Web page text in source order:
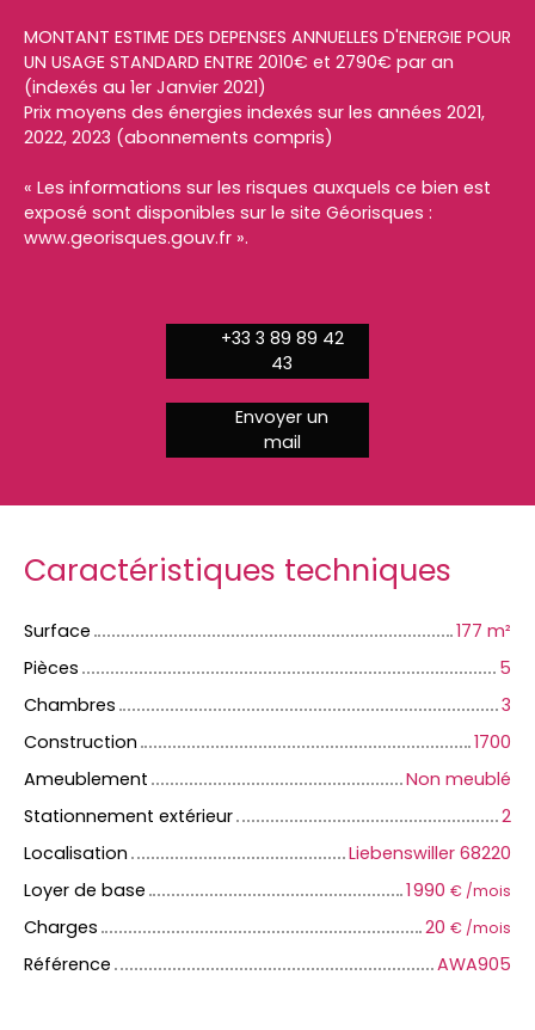
MONTANT ESTIME DES DEPENSES ANNUELLES D'ENERGIE POUR
UN USAGE STANDARD ENTRE 2010€ et 2790€ par an
(indexés au 1er Janvier 2021)
Prix moyens des énergies indexés sur les années 2021,
2022, 2023 (abonnements compris)
« Les informations sur les risques auxquels ce bien est
exposé sont disponibles sur le site Géorisques :
www.georisques.gouv.fr ».
+33 3 89 89 42
43
Envoyer un
mail
Caractéristiques techniques
Surface 177 m²
Pièces
5
Chambres
3
Construction
1700
Ameublement
Non meublé
Stationnement extérieur
2
Localisation
Liebenswiller 68220
Loyer de base
1 990 € /mois
Charges 20 € /mois
Référence AWA905